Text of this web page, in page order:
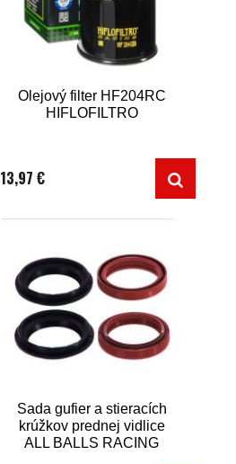
Olejový filter HF204RC
HIFLOFILTRO
13,97 €
Sada gufier a stieracích
krúžkov prednej vidlice
ALL BALLS RACING